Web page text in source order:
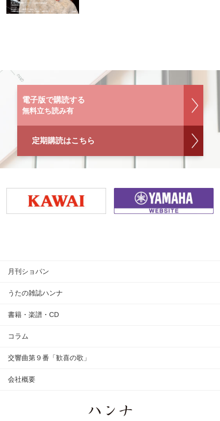
電子版で購読する
無料立ち読み有
定期購読はこちら
月刊ショパン
うたの雑誌ハンナ
書籍・楽譜・CD
コラム
交響曲第９番「歓喜の歌」
会社概要